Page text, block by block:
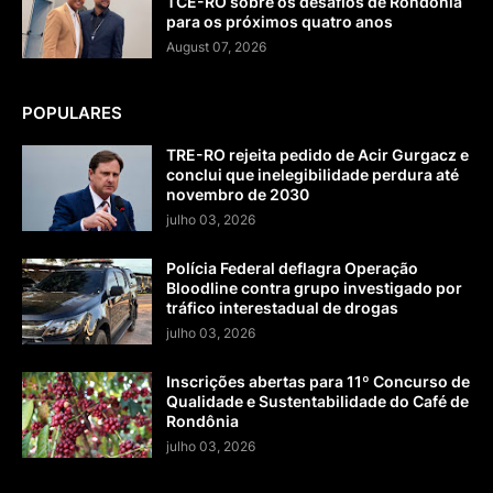
para os próximos quatro anos
August 07, 2026
POPULARES
TRE-RO rejeita pedido de Acir Gurgacz e
conclui que inelegibilidade perdura até
novembro de 2030
julho 03, 2026
Polícia Federal deflagra Operação
Bloodline contra grupo investigado por
tráfico interestadual de drogas
julho 03, 2026
Inscrições abertas para 11º Concurso de
Qualidade e Sustentabilidade do Café de
Rondônia
julho 03, 2026